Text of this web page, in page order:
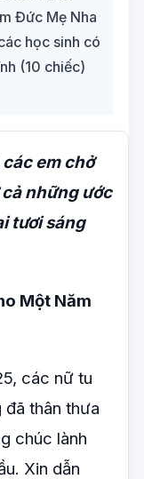
Đức Mẹ Nha
học sinh có
(10 chiếc)
em chở
những ước
tươi sáng
Một Năm
các nữ tu
thân thưa
chúc lành
Xin dẫn